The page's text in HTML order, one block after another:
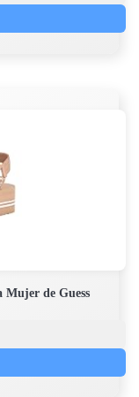
Mujer de Guess